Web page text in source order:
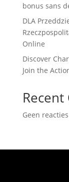
bonus sans
DLA
Online
Discover
Join the
Geen